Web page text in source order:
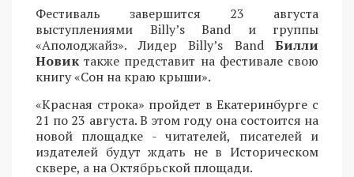
Фестиваль завершится 23 августа
выступлениями Billy’s Band и группы
«Аполоджайз». Лидер Billy’s Band Билли
Новик также представит на фестивале свою
книгу «Сон на краю крыши».
«Красная строка» пройдет в Екатеринбурге с
21 по 23 августа. В этом году она состоится на
новой площадке - читателей, писателей и
издателей будут ждать не в Историческом
сквере, а на Октябрьской площади.